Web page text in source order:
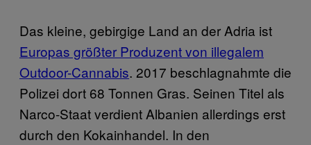
Das kleine, gebirgige Land an der Adria ist
Europas größter Produzent von illegalem
Outdoor-Cannabis. 2017 beschlagnahmte die
Polizei dort 68 Tonnen Gras. Seinen Titel als
Narco-Staat verdient Albanien allerdings erst
durch den Kokainhandel. In den